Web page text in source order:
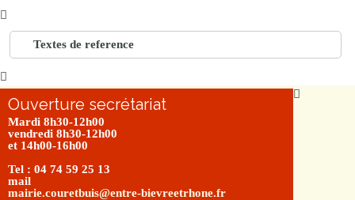
Textes de reference
Ouverture secrétariat
Mardi 8h30-12h00
vendredi 8h30-12h00
et 14h00-16h00
Tel : 04 74 59 25 13
mail
mairie.couretbuis@entre-bievreetrhone.fr